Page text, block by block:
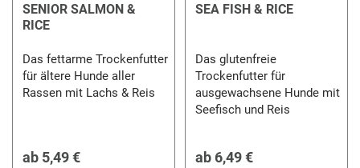
SENIOR SALMON &
RICE
Das fettarme Trockenfutter
für ältere Hunde aller
Rassen mit Lachs & Reis
ab 5,49 €
SEA FISH & RICE
Das glutenfreie
Trockenfutter für
ausgewachsene Hunde mit
Seefisch und Reis
ab 6,49 €